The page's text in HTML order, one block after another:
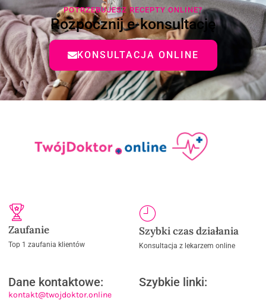
POTRZEBUJESZ RECEPTY ONLINE?
Rozpocznij e-konsultację
KONSULTACJA ONLINE
Zaufanie
Top 1 zaufania klientów
Szybki czas działania
Konsultacja z lekarzem online
Dane kontaktowe:
kontakt@twojdoktor.online
Szybkie linki: